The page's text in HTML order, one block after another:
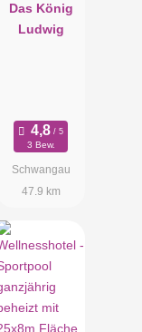
Das König
Ludwig
3 Bew.
Schwangau
47.9 km